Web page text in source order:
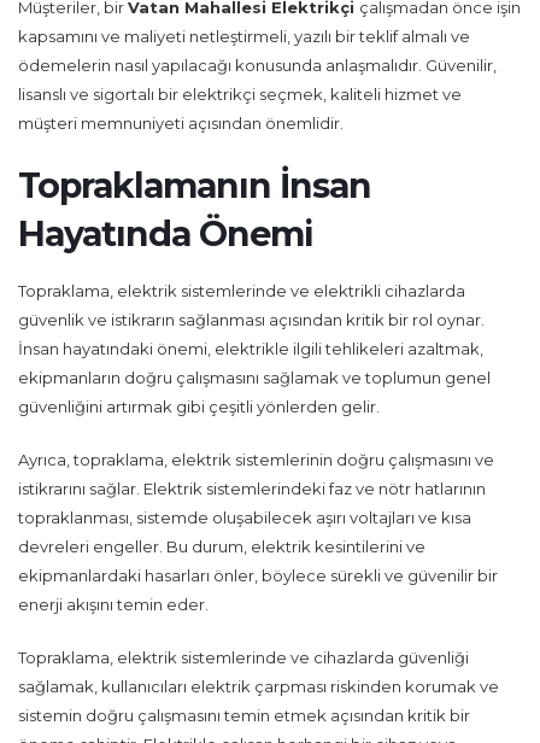
Müşteriler, birVatan Mahallesi Elektrikçi çalışmadan önce işin
kapsamını ve maliyeti netleştirmeli, yazılı bir teklif almalı ve
ödemelerin nasıl yapılacağı konusunda anlaşmalıdır. Güvenilir,
lisanslı ve sigortalı bir elektrikçi seçmek, kaliteli hizmet ve
müşteri memnuniyeti açısından önemlidir.
Topraklamanın İnsan
Hayatında Önemi
Topraklama, elektrik sistemlerinde ve elektrikli cihazlarda
güvenlik ve istikrarın sağlanması açısından kritik bir rol oynar.
İnsan hayatındaki önemi, elektrikle ilgili tehlikeleri azaltmak,
ekipmanların doğru çalışmasını sağlamak ve toplumun genel
güvenliğini artırmak gibi çeşitli yönlerden gelir.
Ayrıca, topraklama, elektrik sistemlerinin doğru çalışmasını ve
istikrarını sağlar. Elektrik sistemlerindeki faz ve nötr hatlarının
topraklanması, sistemde oluşabilecek aşırı voltajları ve kısa
devreleri engeller. Bu durum, elektrik kesintilerini ve
ekipmanlardaki hasarları önler, böylece sürekli ve güvenilir bir
enerji akışını temin eder.
Topraklama, elektrik sistemlerinde ve cihazlarda güvenliği
sağlamak, kullanıcıları elektrik çarpması riskinden korumak ve
sistemin doğru çalışmasını temin etmek açısından kritik bir